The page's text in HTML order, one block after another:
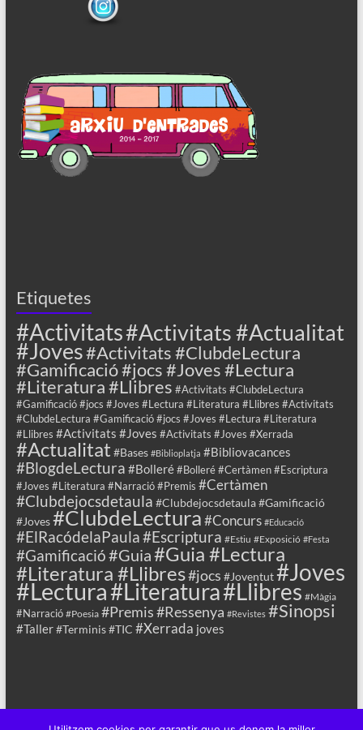
Etiquetes
#Activitats#Activitats #Actualitat
#Joves#Activitats #ClubdeLectura
#Gamificació #jocs #Joves #Lectura
#Literatura #Llibres #Activitats #ClubdeLectura
#Gamificació #jocs #Joves #Lectura #Literatura #Llibres #Activitats
#ClubdeLectura #Gamificació #jocs #Joves #Lectura #Literatura
#Llibres #Activitats #Joves #Activitats #Joves #Xerrada
#Actualitat #Bases #Biblioplatja #Bibliovacances
#BlogdeLectura #Bolleré #Bolleré #Certàmen #Escriptura
#Joves #Literatura #Narració #Premis #Certàmen
#Clubdejocsdetaula #Clubdejocsdetaula #Gamificació
#Joves#ClubdeLectura#Concurs #Educació
#ElRacódelaPaula#Escriptura #Estiu #Exposició #Festa
#Gamificació#Guia#Guia #Lectura
#Literatura #Llibres#jocs #Joventut#Joves
#Lectura#Literatura#Llibres #Màgia
#Narració #Poesia #Premis#Ressenya #Revistes #Sinopsi
#Taller#Terminis#TIC #Xerrada joves